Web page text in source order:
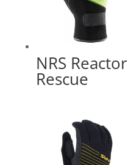
NRS Reactor
Rescue